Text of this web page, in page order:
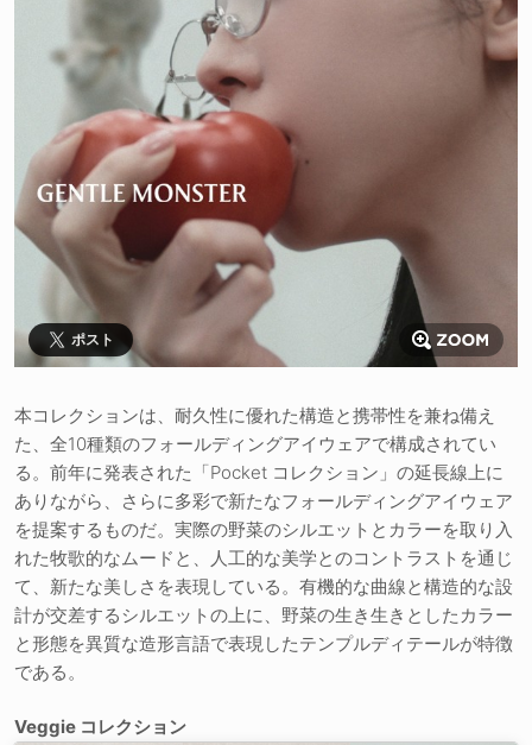
ポスト
本コレクションは、耐久性に優れた構造と携帯性を兼ね備え
た、全10種類のフォールディングアイウェアで構成されてい
る。前年に発表された「Pocket コレクション」の延長線上に
ありながら、さらに多彩で新たなフォールディングアイウェア
を提案するものだ。実際の野菜のシルエットとカラーを取り入
れた牧歌的なムードと、人工的な美学とのコントラストを通じ
て、新たな美しさを表現している。有機的な曲線と構造的な設
計が交差するシルエットの上に、野菜の生き生きとしたカラー
と形態を異質な造形言語で表現したテンプルディテールが特徴
である。
Veggie コレクション